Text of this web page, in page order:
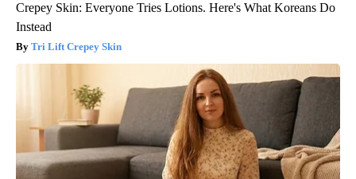
Crepey Skin: Everyone Tries Lotions. Here's What Koreans Do
Instead
Tri Lift Crepey Skin